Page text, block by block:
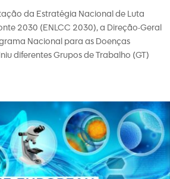
da Estratégia Nacional de Luta
2030 (ENLCC 2030), a Direção-Geral
Nacional para as Doenças
diferentes Grupos de Trabalho (GT)